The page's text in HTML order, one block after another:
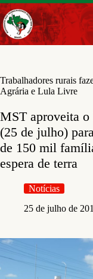
Pular
para
o
conteúdo
Trabalhadores rurais
Agrária e Lula Livre
MST aproveita
(25 de julho)
de 150 mil
espera de terra
Notícias
25 de julho de